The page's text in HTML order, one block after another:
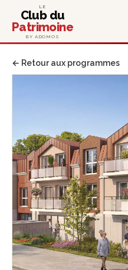
LE
Club du
Patrimoine
BY ADOMOS
← Retour aux programmes